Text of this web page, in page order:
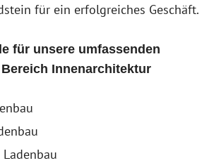
für ein erfolgreiches Geschäft.
für unsere umfassenden
Innenarchitektur